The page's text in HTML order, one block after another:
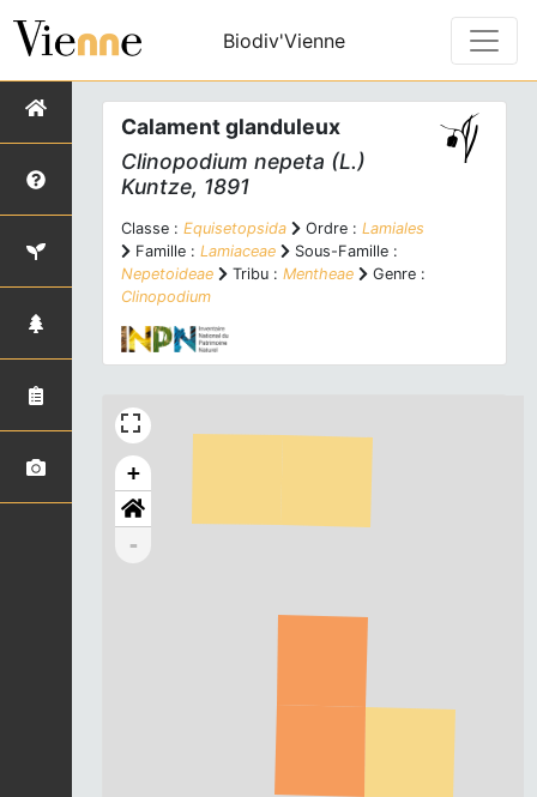
Biodiv'Vienne
Calament glanduleux
Clinopodium nepeta (L.)
Kuntze, 1891
Classe : Equisetopsida Ordre : Lamiales
Famille : Lamiaceae
Sous-Famille :
Nepetoideae
Tribu : Mentheae
Genre :
Clinopodium
+
-